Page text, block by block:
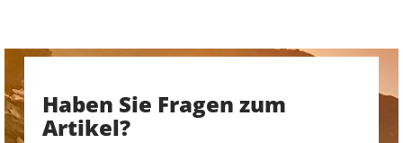
Haben Sie Fragen zum
Artikel?